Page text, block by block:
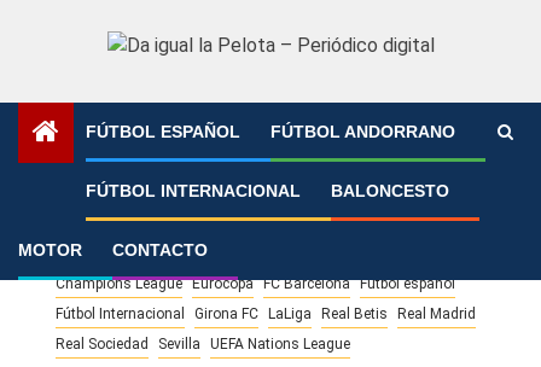
FÚTBOL ESPAÑOL FÚTBOL ANDORRANO
FÚTBOL INTERNACIONAL BALONCESTO
MOTOR CONTACTO
»
Champions League Eurocopa FC Barcelona Fútbol español
Fútbol Internacional
Girona FC LaLiga Real Betis
Real Madrid
Real Sociedad
Sevilla UEFA Nations League